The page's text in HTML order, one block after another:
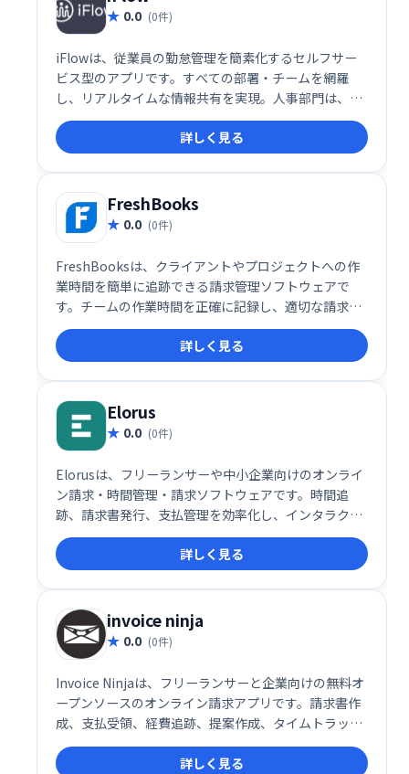
0.0 (0件)
iFlowは、従業員の勤怠管理を簡素化するセルフサー
ビス型のアプリです。すべての部署・チームを網羅
し、リアルタイムな情報共有を実現。人事部門は、よ
り戦略的な業務に集中できるようになり、企業全体の
生産性向上に貢献します。詳しく見る
FreshBooks
0.0 (0件)
FreshBooksは、クライアントやプロジェクトへの作
業時間を簡単に追跡できる請求管理ソフトウェアで
す。チームの作業時間を正確に記録し、適切な請求を
可能にします。30日間無料トライアルがあり、クレジ
ットカード情報も不要です。正確な請求と業務効率化
を実現し、事業の成長を支援します。
詳しく見る
Elorus
0.0 (0件)
Elorusは、フリーランサーや中小企業向けのオンライ
ン請求・時間管理・請求ソフトウェアです。時間追
跡、請求書発行、支払管理を効率化し、インタラクテ
ィブなダッシュボードでビジネス状況をリアルタイム
に把握できます。2014年以来、多くのユーザーの業務
効率化に貢献しています。眠れない夜を減らし、時間
を節約したい方におすすめです。
詳しく見る
invoice ninja
0.0 (0件)
Invoice Ninjaは、フリーランサーと企業向けの無料オ
ープンソースのオンライン請求アプリです。請求書作
成、支払受領、経費追跡、提案作成、タイムトラッキ
ングを簡単に管理できます。シンプルで使いやすいイ
ンターフェースで、業務効率化を支援します。
詳しく見る